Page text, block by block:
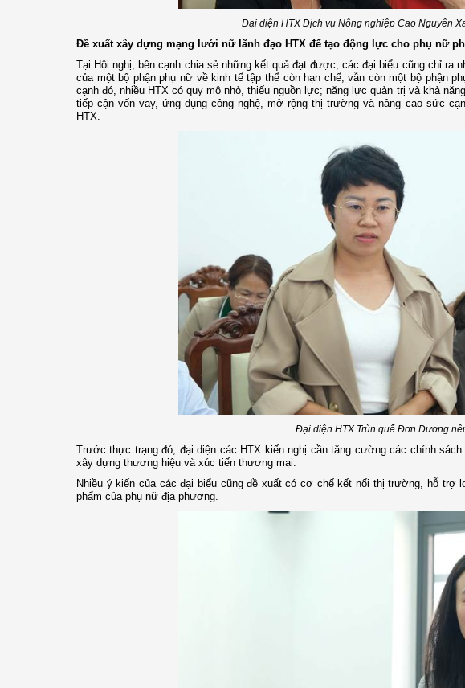
Đại diện HTX Dịch vụ Nông nghiệp Cao Nguyên
Đề xuất xây dựng mạng lưới nữ lãnh đạo HTX để tạo động lực cho phụ nữ
Tại Hội nghị, bên cạnh chia sẻ những kết quả đạt được, các đại biểu cũng chỉ ra
của một bộ phận phụ nữ về kinh tế tập thể còn hạn chế; vẫn còn một bộ phận
cạnh đó, nhiều HTX có quy mô nhỏ, thiếu nguồn lực; năng lực quản trị và khả
tiếp cận vốn vay, ứng dụng công nghệ, mở rộng thị trường và nâng cao sức
HTX.
Đại diện HTX Trùn quế Đơn Dương
Trước thực trạng đó, đại diện các HTX kiến nghị cần tăng cường các chính
xây dựng thương hiệu và xúc tiến thương mại.
Nhiều ý kiến của các đại biểu cũng đề xuất có cơ chế kết nối thị trường, hỗ trợ
phẩm của phụ nữ địa phương.